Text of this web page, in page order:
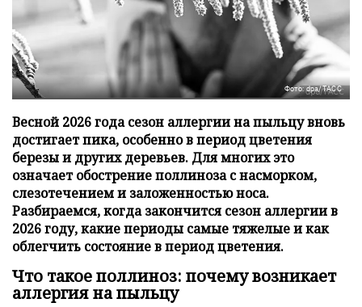
Фото: dpa/ТАСС
Весной 2026 года сезон аллергии на пыльцу вновь
достигает пика, особенно в период цветения
березы и других деревьев. Для многих это
означает обострение поллиноза с насморком,
слезотечением и заложенностью носа.
Разбираемся, когда закончится сезон аллергии в
2026 году, какие периоды самые тяжелые и как
облегчить состояние в период цветения.
Что такое поллиноз: почему возникает
аллергия на пыльцу